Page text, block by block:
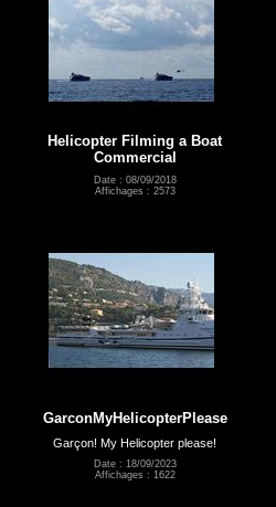
Helicopter Filming a Boat
Commercial
Date : 08/09/2018
Affichages : 2573
GarconMyHelicopterPlease
Garçon! My Helicopter please!
Date : 18/09/2023
Affichages : 1622